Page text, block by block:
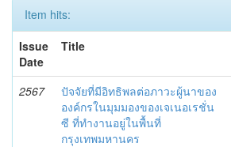
Item hits:
Issue
Date
Title
2567
ปัจจัยที่มีอิทธิพลต่อภาวะผู้นาของ
องค์กรในมุมมองของเจเนอเรชั่น
ซี ที่ทำงานอยู่ในพื้นที่
กรุงเทพมหานคร